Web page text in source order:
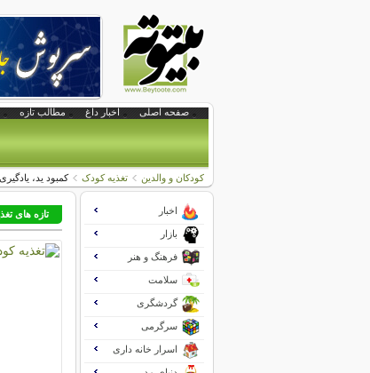
صفحه اصلی اخبار داغ مطالب تازه
کودکان و والدین تغذیه کودک كمبود ید،
تازه های اخبار
بازار
فرهنگ و هنر
سلامت
گردشگری
سرگرمی
اسرار خانه داری